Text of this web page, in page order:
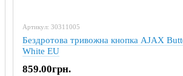
Артикул: 30311005
Бездротова тривожна кнопка AJAX
White EU
859.00грн.